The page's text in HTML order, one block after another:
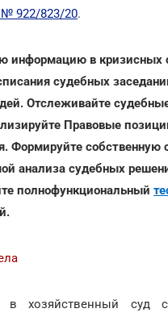
№ 922/823/20.
информацию в кризисных
судебных
Отслеживайте
Правовые
Формируйте собственную
анализа судебных
полнофункциональный
в хозяйственный суд